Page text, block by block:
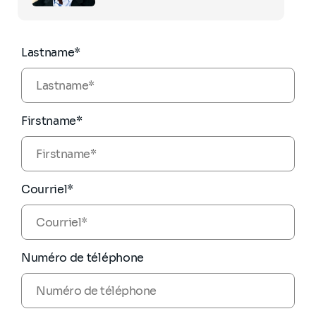
full
Lastname*
Firstname*
Courriel*
Numéro de téléphone